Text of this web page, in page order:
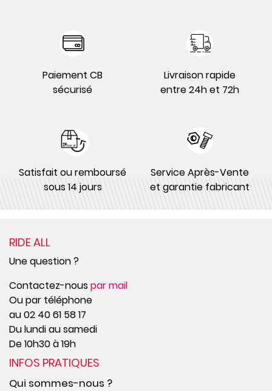
Paiement CB
sécurisé
Livraison rapide
entre 24h et 72h
Satisfait ou remboursé
sous 14 jours
Service Après-Vente
et garantie fabricant
RIDE ALL
Une question ?
Contactez-nouspar mail
Ou par téléphone
au 02 40 61 58 17
Du lundi au samedi
De 10h30 à 19h
INFOS PRATIQUES
Qui sommes-nous ?